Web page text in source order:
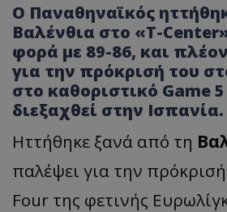
Ο Παναθηναϊκός
Βαλένθια στο «T-
φορά με 89-86, και
για την πρόκρισή του
στο καθοριστικό Game
διεξαχθεί στην Ισπανία.
Ηττήθηκε ξανά από τη
παλέψει για την
Four της φετινής